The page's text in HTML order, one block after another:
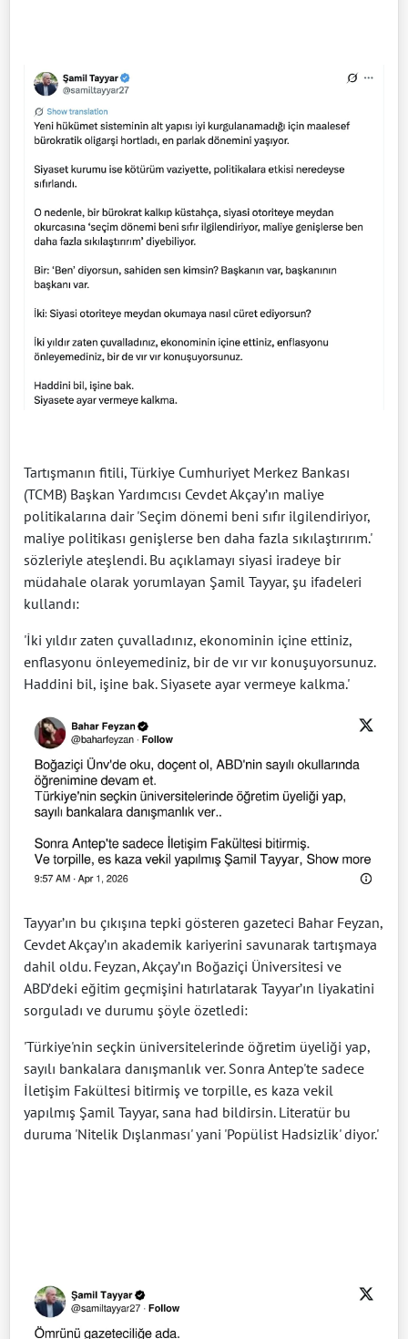
Tartışmanın fitili, Türkiye Cumhuriyet Merkez Bankası
(TCMB) Başkan Yardımcısı Cevdet Akçay’ın maliye
politikalarına dair 'Seçim dönemi beni sıfır ilgilendiriyor,
maliye politikası genişlerse ben daha fazla sıkılaştırırım.'
sözleriyle ateşlendi. Bu açıklamayı siyasi iradeye bir
müdahale olarak yorumlayan Şamil Tayyar, şu ifadeleri
kullandı:
'İki yıldır zaten çuvalladınız, ekonominin içine ettiniz,
enflasyonu önleyemediniz, bir de vır vır konuşuyorsunuz.
Haddini bil, işine bak. Siyasete ayar vermeye kalkma.'
Tayyar’ın bu çıkışına tepki gösteren gazeteci Bahar Feyzan,
Cevdet Akçay’ın akademik kariyerini savunarak tartışmaya
dahil oldu. Feyzan, Akçay’ın Boğaziçi Üniversitesi ve
ABD’deki eğitim geçmişini hatırlatarak Tayyar’ın liyakatini
sorguladı ve durumu şöyle özetledi:
'Türkiye'nin seçkin üniversitelerinde öğretim üyeliği yap,
sayılı bankalara danışmanlık ver. Sonra Antep'te sadece
İletişim Fakültesi bitirmiş ve torpille, es kaza vekil
yapılmış Şamil Tayyar, sana had bildirsin. Literatür bu
duruma 'Nitelik Dışlanması' yani 'Popülist Hadsizlik' diyor.'